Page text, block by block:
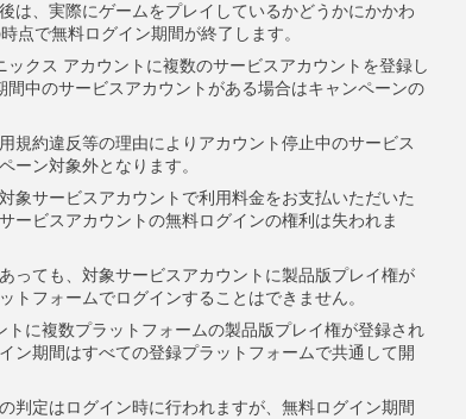
は、実際にゲームをプレイしているかどうかにかかわ
点で無料ログイン期間が終了します。
ックス アカウントに複数のサービスアカウントを登録し
間中のサービスアカウントがある場合はキャンペーンの
規約違反等の理由によりアカウント停止中のサービス
ーン対象外となります。
象サービスアカウントで利用料金をお支払いただいた
ービスアカウントの無料ログインの権利は失われま
っても、対象サービスアカウントに製品版プレイ権が
トフォームでログインすることはできません。
トに複数プラットフォームの製品版プレイ権が登録され
ン期間はすべての登録プラットフォームで共通して開
判定はログイン時に行われますが、無料ログイン期間